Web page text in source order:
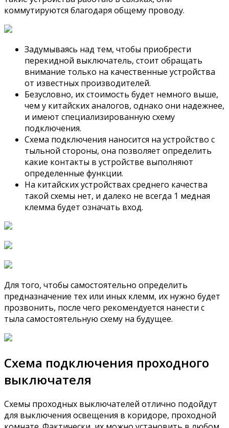
коммутируются благодаря общему проводу.
Задумываясь над тем, чтобы приобрести
перекидной выключатель, стоит обращать
внимание только на качественные устройства
от известных производителей.
Безусловно, их стоимость будет немного выше,
чем у китайских аналогов, однако они надежнее,
и имеют специализированную схему
подключения.
Схема подключения наносится на устройство с
тыльной стороны, она позволяет определить
какие контакты в устройстве выполняют
определенные функции.
На китайских устройствах среднего качества
такой схемы нет, и далеко не всегда 1 медная
клемма будет означать вход.
Для того, чтобы самостоятельно определить
предназначение тех или иных клемм, их нужно будет
прозвонить, после чего рекомендуется нанести с
тыла самостоятельную схему на будущее.
Схема подключения проходного
выключателя
Схемы проходных выключателей отлично подойдут
для выключения освещения в коридоре, проходной